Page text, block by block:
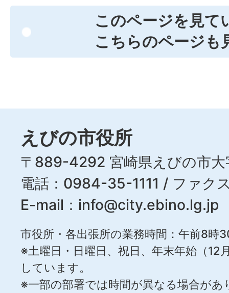
このページを見て
こちらのページも
えびの市役所
〒889-4292 宮崎県えびの市大
電話：0984-35-1111 / ファ
E-mail： info@city.ebino.lg.jp
市役所・各出張所の業務時間：午前8時
※土曜日・日曜日、祝日、年末年始（12
しています。
※一部の部署では時間が異なる場合が